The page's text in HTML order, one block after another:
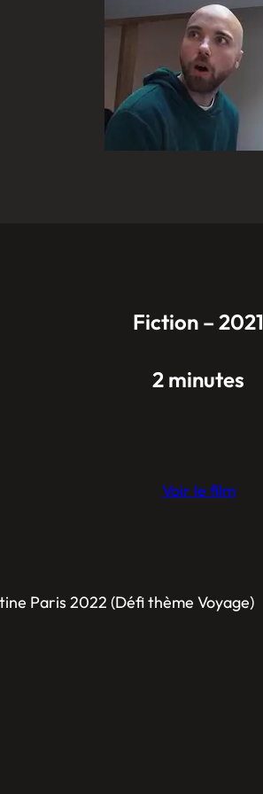
Fiction – 2021
2 minutes
Voir le film
Paris 2022 (Défi thème Voyage)